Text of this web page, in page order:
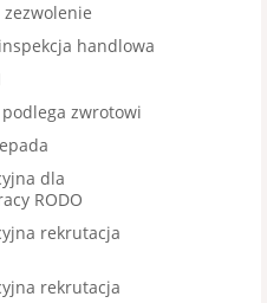
handlowa
zwrotowi
dla
RODO
rekrutacja
rekrutacja